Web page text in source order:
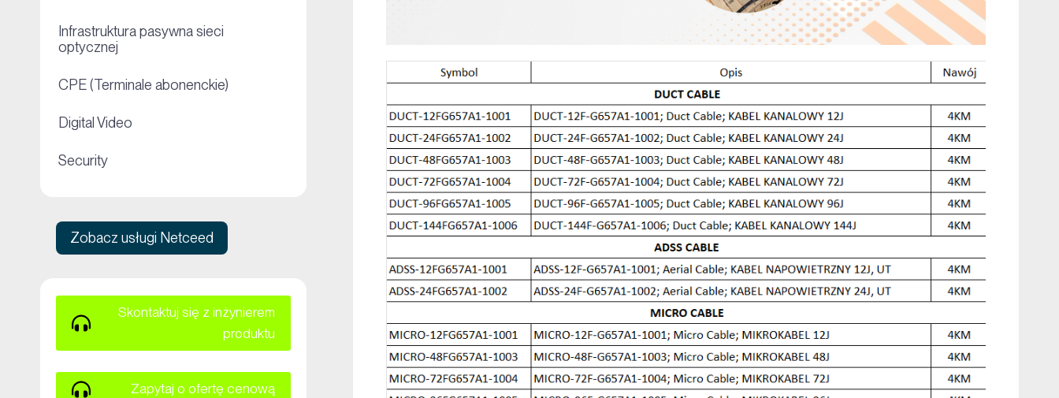
Infrastruktura pasywna sieci
optycznej
CPE (Terminale abonenckie)
Digital Video
Security
Zobacz usługi Netceed
Skontaktuj się z inżynierem
produktu
Zapytaj o ofertę cenową